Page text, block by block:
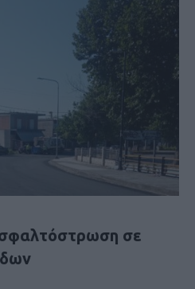
σε